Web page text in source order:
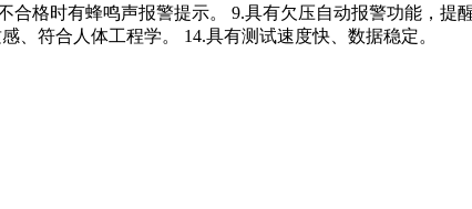
格时有蜂鸣声报警提示。 9.具有欠压自动报警功能，提
、符合人体工程学。 14.具有测试速度快、数据稳定。